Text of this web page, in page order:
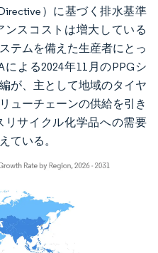
）に基づく排水基準
スコストは増大している
テムを備えた生産者にとっ
よる2024年11月のPPGシ
が、主として地域のタイヤ
ューチェーンの供給を引き
サイクル化学品への需要
ている。